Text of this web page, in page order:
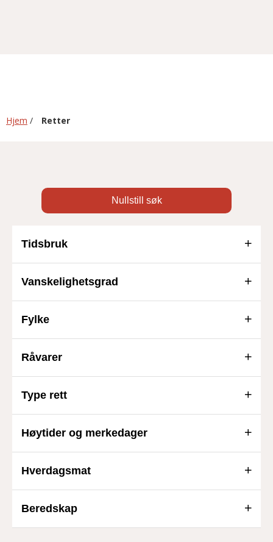
Hjem / Retter
Nullstill søk
Tidsbruk
Vanskelighetsgrad
Fylke
Råvarer
Type rett
Høytider og merkedager
Hverdagsmat
Beredskap